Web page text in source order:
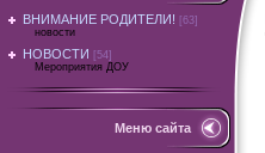
ВНИМАНИЕ РОДИТЕЛИ!
[63]
новости
НОВОСТИ
[54]
Мероприятия ДОУ
Меню сайта